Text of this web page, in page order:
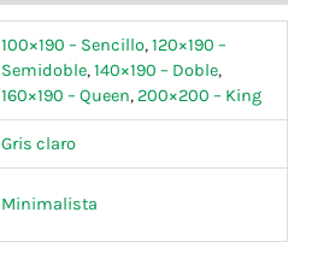
100×190 – Sencillo,120×190 –
Semidoble,140×190 – Doble,
160×190 – Queen, 200×200 – King
Gris claro
Minimalista